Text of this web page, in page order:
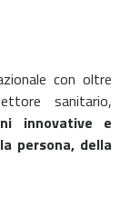
con oltre
sanitario,
innovative e
persona, della